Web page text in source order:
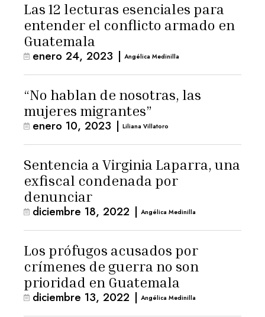
Las 12 lecturas esenciales para
entender el conflicto armado en
Guatemala
enero 24, 2023 | Angélica Medinilla
“No hablan de nosotras, las
mujeres migrantes”
enero 10, 2023 | Liliana Villatoro
Sentencia a Virginia Laparra, una
exfiscal condenada por
denunciar
diciembre 18, 2022 | Angélica Medinilla
Los prófugos acusados por
crímenes de guerra no son
prioridad en Guatemala
diciembre 13, 2022 | Angélica Medinilla